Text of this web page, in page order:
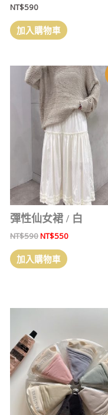
NT$590
加入購物車
彈性仙女裙 / 白
NT$590NT$550
加入購物車